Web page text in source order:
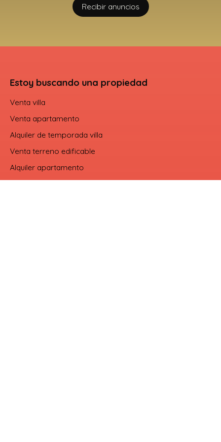
Recibir anuncios
Estoy buscando una propiedad
Venta villa
Venta apartamento
Alquiler de temporada villa
Venta terreno edificable
Alquiler apartamento